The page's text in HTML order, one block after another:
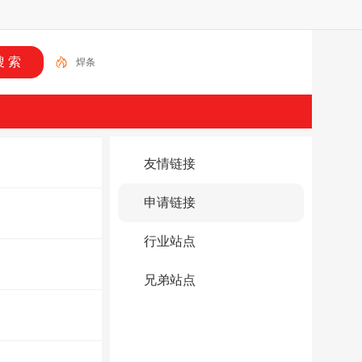
焊条
友情链接
申请链接
行业站点
兄弟站点